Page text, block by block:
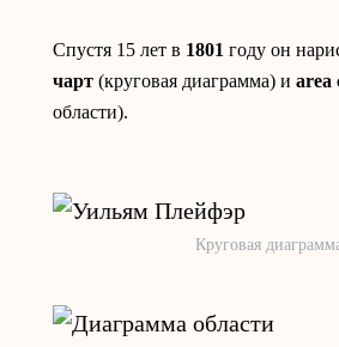
Спустя 15 лет в 1801 году он
чарт (круговая диаграмма) и area
области).
Круговая